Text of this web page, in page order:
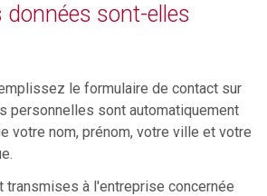
données sont-elles
le formulaire de contact sur
personnelles sont automatiquement
votre nom, prénom, votre ville et votre
transmises à l'entreprise concernée